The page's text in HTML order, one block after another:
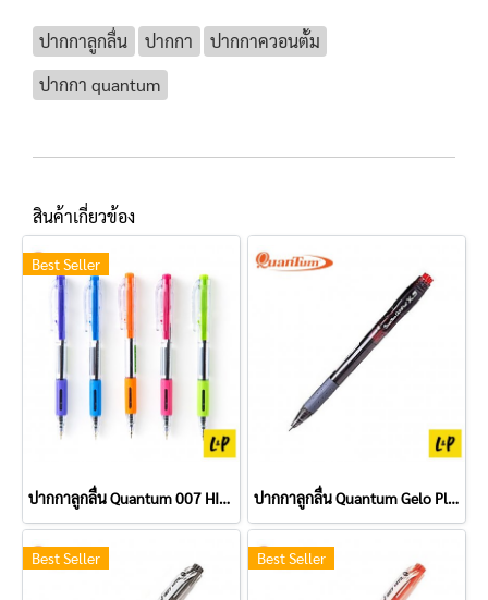
ปากกาลูกลื่น ปากกา
ปากกาควอนตั้ม
ปากกา quantum
สินค้าเกี่ยวข้อง
Best Seller
ปากกาลูกลื่น Quantum 007 HIT 0.7 มม. สีน้ำเงิน ปากกาลูกลื่น Quantum Gelo Plus X5 0.5 มม. สีแดง
Best Seller Best Seller